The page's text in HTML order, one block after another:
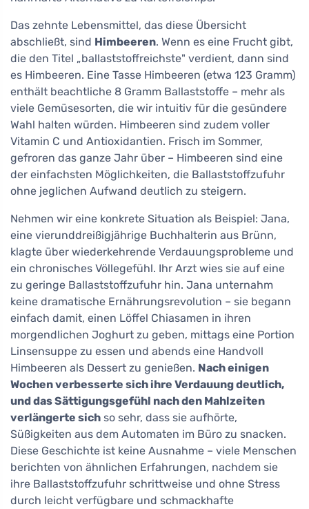
Das zehnte Lebensmittel, das diese Übersicht
abschließt, sind Himbeeren. Wenn es eine Frucht gibt,
die den Titel „ballaststoffreichste" verdient, dann sind
es Himbeeren. Eine Tasse Himbeeren (etwa 123 Gramm)
enthält beachtliche 8 Gramm Ballaststoffe – mehr als
viele Gemüsesorten, die wir intuitiv für die gesündere
Wahl halten würden. Himbeeren sind zudem voller
Vitamin C und Antioxidantien. Frisch im Sommer,
gefroren das ganze Jahr über – Himbeeren sind eine
der einfachsten Möglichkeiten, die Ballaststoffzufuhr
ohne jeglichen Aufwand deutlich zu steigern.
Nehmen wir eine konkrete Situation als Beispiel: Jana,
eine vierunddreißigjährige Buchhalterin aus Brünn,
klagte über wiederkehrende Verdauungsprobleme und
ein chronisches Völlegefühl. Ihr Arzt wies sie auf eine
zu geringe Ballaststoffzufuhr hin. Jana unternahm
keine dramatische Ernährungsrevolution – sie begann
einfach damit, einen Löffel Chiasamen in ihren
morgendlichen Joghurt zu geben, mittags eine Portion
Linsensuppe zu essen und abends eine Handvoll
Himbeeren als Dessert zu genießen. Nach einigen
Wochen verbesserte sich ihre Verdauung deutlich,
und das Sättigungsgefühl nach den Mahlzeiten
verlängerte sich so sehr, dass sie aufhörte,
Süßigkeiten aus dem Automaten im Büro zu snacken.
Diese Geschichte ist keine Ausnahme – viele Menschen
berichten von ähnlichen Erfahrungen, nachdem sie
ihre Ballaststoffzufuhr schrittweise und ohne Stress
durch leicht verfügbare und schmackhafte